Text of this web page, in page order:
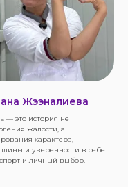
Жээналиева
— это история не
жалости, а
характера,
и уверенности в себе
и личный выбор.